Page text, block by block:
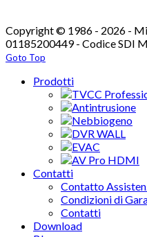
Copyright © 1986 - 2026 -
01185200449 - Codice SDI
Goto Top
Prodotti
TVCC
Antintrusione
Nebbiogeno
DVR WALL
EVAC
AV Pro HDMI
Contatti
Contatto
Condizioni di
Contatti
Download